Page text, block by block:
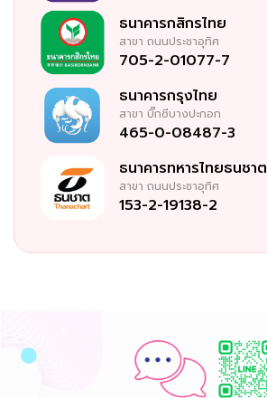
ธนาคารกสิกรไทย
สาขา ถนนประชาอุทิศ
705-2-01077-7
ธนาคารกรุงไทย
สาขา บิ๊กซีบางปะกอก
465-0-08487-3
ธนาคารทหารไทยธนชาต
สาขา ถนนประชาอุทิศ
153-2-19138-2